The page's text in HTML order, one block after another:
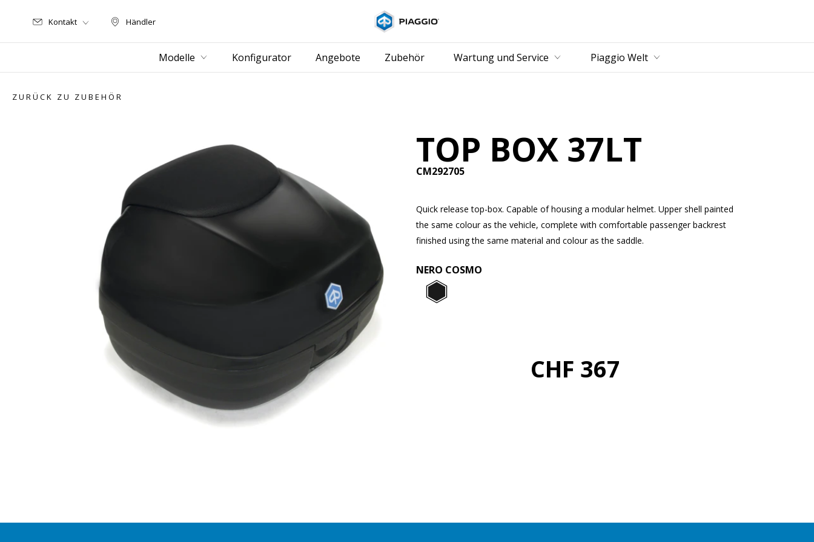
Händler
Händler
Kontakt
Modelle Konfigurator Angebote Zubehör Wartung und Service Piaggio Welt
ZURÜCK ZU ZUBEHÖR
TOP BOX 37LT
CM292705
Quick release top-box. Capable of housing a modular helmet. Upper shell painted
the same colour as the vehicle, complete with comfortable passenger backrest
finished using the same material and colour as the saddle.
NERO COSMO
CHF 367